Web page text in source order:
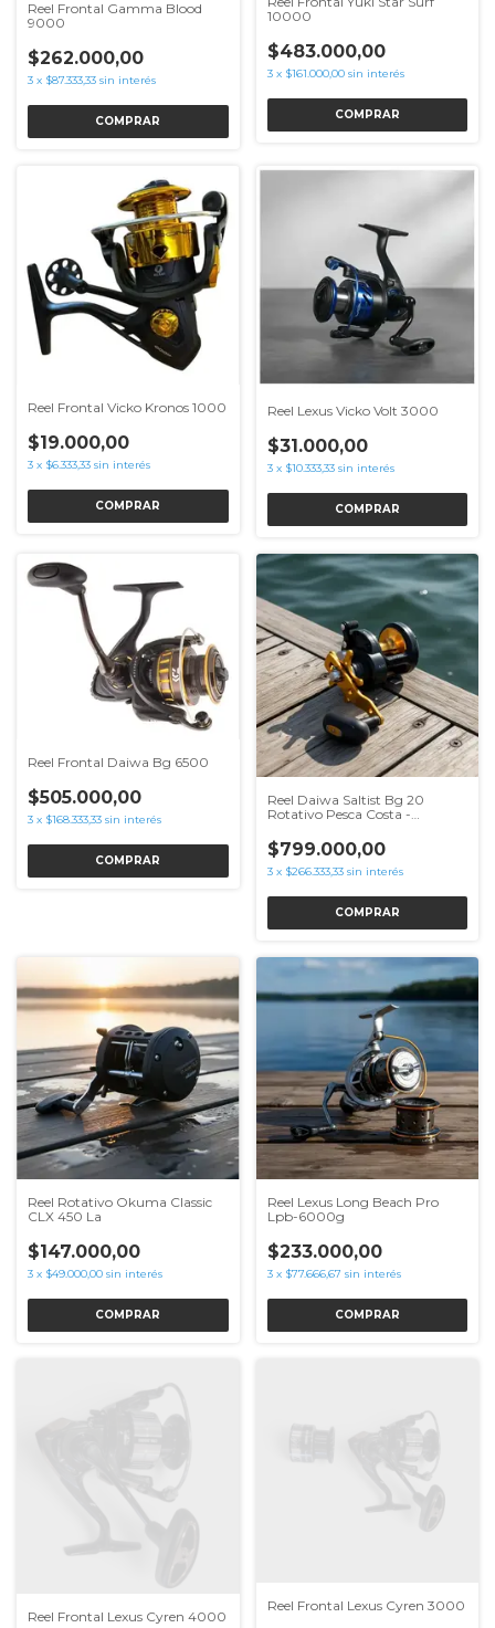
Reel Frontal Gamma Blood
9000
$262.000,00
3 x $87.333,33 sin interés
10000
$483.000,00
3 x $161.000,00 sin interés
Reel Frontal Vicko Kronos 1000
$19.000,00
3 x $6.333,33 sin interés
Reel Lexus Vicko Volt 3000
$31.000,00
3 x $10.333,33 sin interés
COMPRAR
Reel Frontal Daiwa Bg 6500
$505.000,00
3 x $168.333,33 sin interés
Reel Daiwa Saltist Bg 20
Rotativo Pesca Costa -
$799.000,00
3 x $266.333,33 sin interés
Reel Rotativo Okuma Classic
CLX 450 La
$147.000,00
3 x $49.000,00 sin interés
Reel Lexus Long Beach Pro
Lpb-6000g
$233.000,00
3 x $77.666,67 sin interés
Reel Frontal Lexus Cyren 4000
Reel Frontal Lexus Cyren 3000